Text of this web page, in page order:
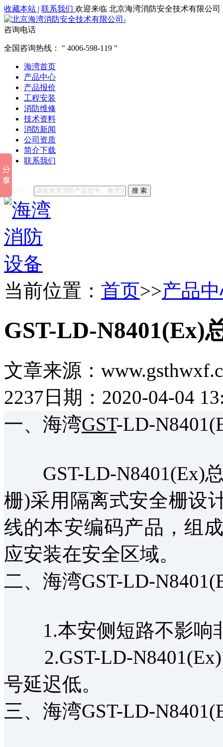
收藏本站 | 联系我们 欢迎来临 北京海湾消防安全技术有限公司
咨询电话
全国咨询热线： 4006-598-119
海湾首页
产品中心
产品报价
工程安装
消防维修
技术资料
消防新闻
公司资质
简介下载
联系我们
他们都在搜索:
搜 索
当前位置： 首页>>产品
GST-LD-N8401(Ex)
文章来源：
2237 日期：2020-04-04
一、海湾GST-LD-
GST-LD-N8401(Ex)总
栅)采用隔离式安全栅设
线的本安编码产品，组
应安装在安全区域。
二、海湾GST-LD-
1.本安侧短路不影响
2.GST-LD-N8401(Ex)
号延迟低。
三、海湾GST-LD-